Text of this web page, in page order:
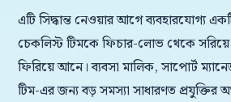
এটি সিদ্ধান্ত নেওয়ার আগে ব্যবহারযোগ্য
চেকলিস্ট টিমকে ফিচার-লোভ থেকে
ফিরিয়ে আনে। ব্যবসা মালিক, সাপোর্ট
টিম-এর জন্য বড় সমস্যা সাধারণত প্রযুক্তির